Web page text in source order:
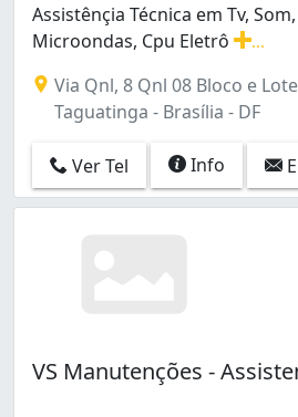
Assistênçia Técnica em Tv,
Microondas, Cpu Eletrô
Via Qnl, 8 Qnl 08 Bloco e
Taguatinga - Brasília - DF
Ver Tel Info
VS Manutenções -